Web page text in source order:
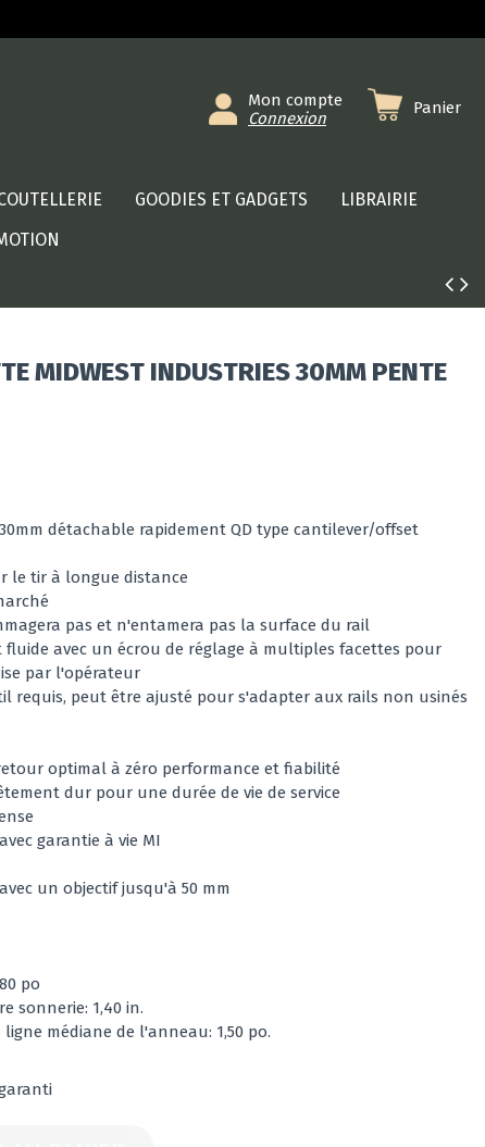
Mon compte
Connexion
Panier
GOODIES ET GADGETS
LIBRAIRIE
MIDWEST INDUSTRIES 30MM PENTE
détachable rapidement QD type cantilever/offset
le tir à longue distance
pas et n'entamera pas la surface du rail
avec un écrou de réglage à multiples facettes pour
par l'opérateur
requis, peut être ajusté pour s'adapter aux rails non usinés
optimal à zéro performance et fiabilité
dur pour une durée de vie de service
garantie à vie MI
un objectif jusqu'à 50 mm
po
sonnerie: 1,40 in.
médiane de l'anneau: 1,50 po.